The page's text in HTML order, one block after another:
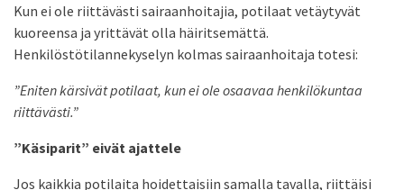
Kun ei ole riittävästi sairaanhoitajia, potilaat vetäytyvät
kuoreensa ja yrittävät olla häiritsemättä.
Henkilöstötilannekyselyn kolmas sairaanhoitaja totesi:
”Eniten kärsivät potilaat, kun ei ole osaavaa henkilökuntaa
riittävästi.”
”Käsiparit” eivät ajattele
Jos kaikkia potilaita hoidettaisiin samalla tavalla, riittäisi